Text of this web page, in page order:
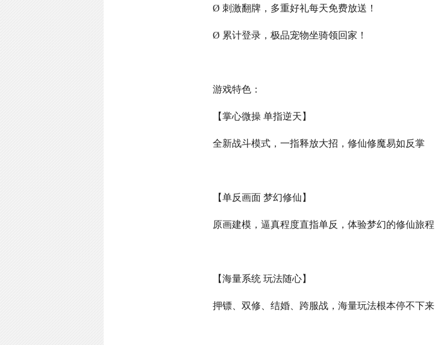
Ø 刺激翻牌，多重好礼每天免费放送！
Ø 累计登录，极品宠物坐骑领回家！
游戏特色：
【掌心微操 单指逆天】
全新战斗模式，一指释放大招，修仙修魔易如反掌
【单反画面 梦幻修仙】
原画建模，逼真程度直指单反，体验梦幻的修仙旅程
【海量系统 玩法随心】
押镖、双修、结婚、跨服战，海量玩法根本停不下来